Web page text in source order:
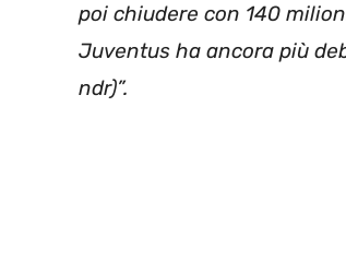
poi chiudere con 140
Juventus ha ancora più
ndr)”.